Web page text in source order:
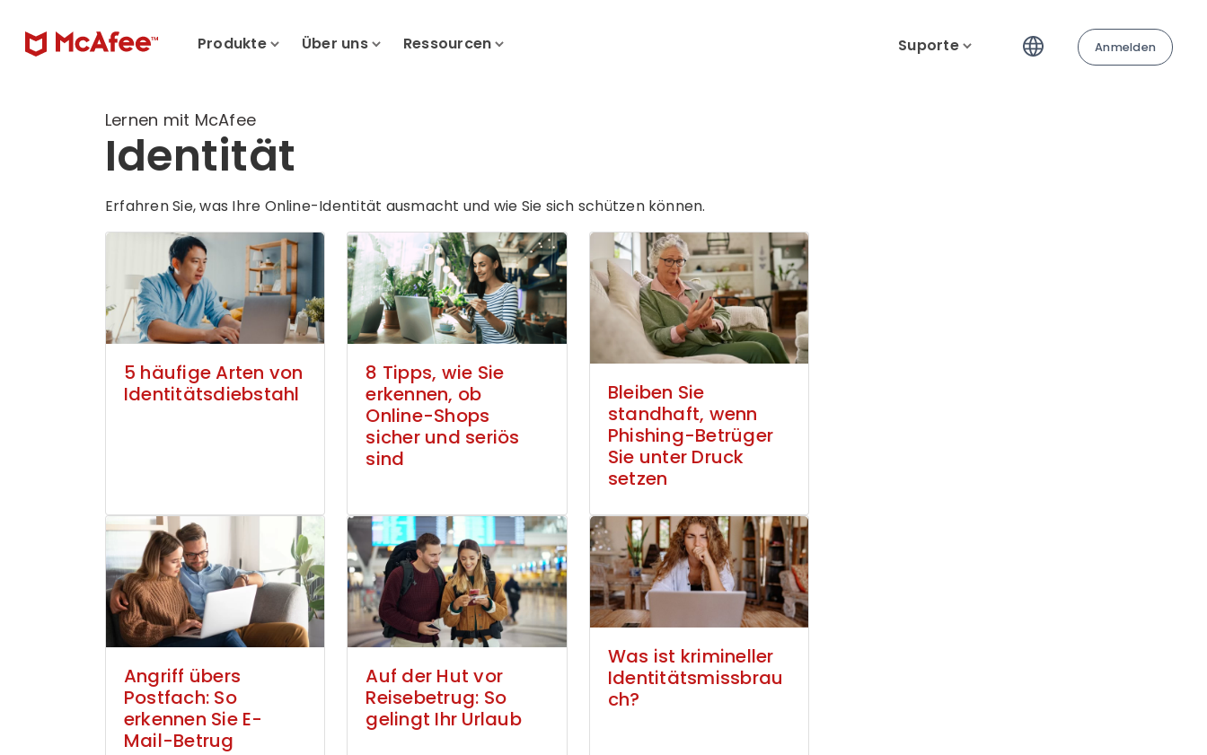
Produkte Über uns Ressourcen Suporte Anmelden
Lernen mit McAfee
Identität
Erfahren Sie, was Ihre Online-Identität ausmacht und wie Sie sich schützen können.
5 häufige Arten von
Identitätsdiebstahl
8 Tipps, wie Sie
erkennen, ob
Online-Shops
sicher und seriös
sind
Bleiben Sie
standhaft, wenn
Phishing-Betrüger
Sie unter Druck
setzen
Angriff übers
Postfach: So
erkennen Sie E-
Mail-Betrug
Auf der Hut vor
Reisebetrug: So
gelingt Ihr Urlaub
Was ist krimineller
Identitätsmissbrau
ch?